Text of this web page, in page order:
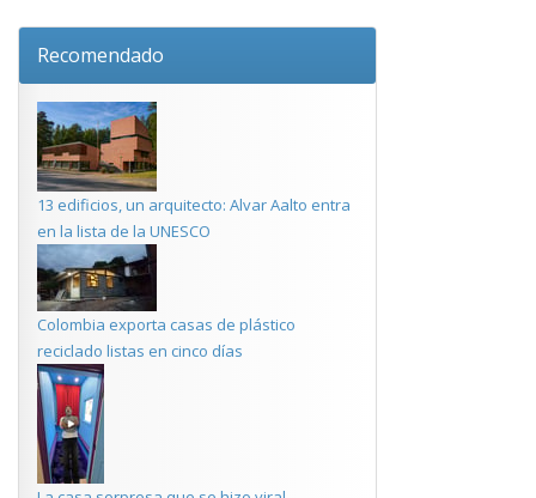
Recomendado
13 edificios, un arquitecto: Alvar Aalto entra
en la lista de la UNESCO
Colombia exporta casas de plástico
reciclado listas en cinco días